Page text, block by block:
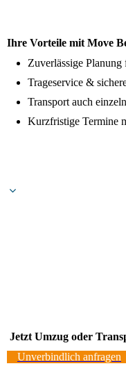
Ihre Vorteile mit Move
Zuverlässige
Trageservice &
Transport auch
Kurzfristige Termine
Jetzt Umzug oder
Unverbindlich anfragen